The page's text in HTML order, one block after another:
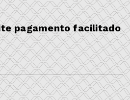
pagamento facilitado